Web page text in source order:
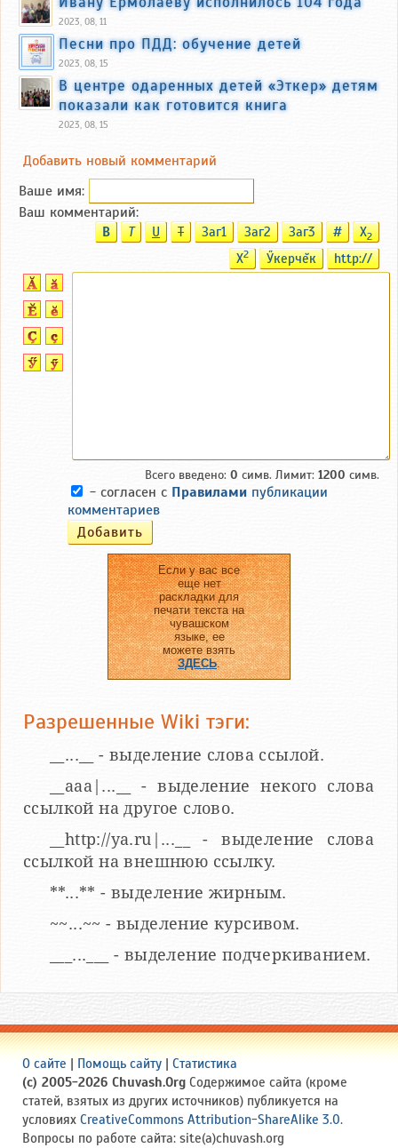
2023, 08, 11
Песни про ПДД: обучение детей
2023, 08, 15
В центре одаренных детей «Эткер» детям
показали как готовится книга
2023, 08, 15
Добавить новый комментарий
Ваше имя:
Ваш комментарий:
B T U T Заг1 Заг2 Заг3 # X2
X2 Ӳкерчĕк http://
Всего введено: 0 симв. Лимит: 1200 симв.
- согласен с Правилами публикации
комментариев
Если у вас все
еще нет
раскладки для
печати текста на
чувашском
языке, ее
можете взять
ЗДЕСЬ.
Разрешенные Wiki тэги:
__...__ - выделение слова ссылой.
__aaa|...__ - выделение некого слова
ссылкой на другое слово.
__http://ya.ru|...__ - выделение слова
ссылкой на внешнюю ссылку.
**...** - выделение жирным.
~~...~~ - выделение курсивом.
___...___ - выделение подчеркиванием.
О сайте | Помощь сайту | Статистика
(c) 2005-2026 Chuvash.Org Содержимое сайта (кроме
статей, взятых из других источников) публикуется на
условиях CreativeCommons Attribution-ShareAlike 3.0.
Вопросы по работе сайта: site(a)chuvash.org